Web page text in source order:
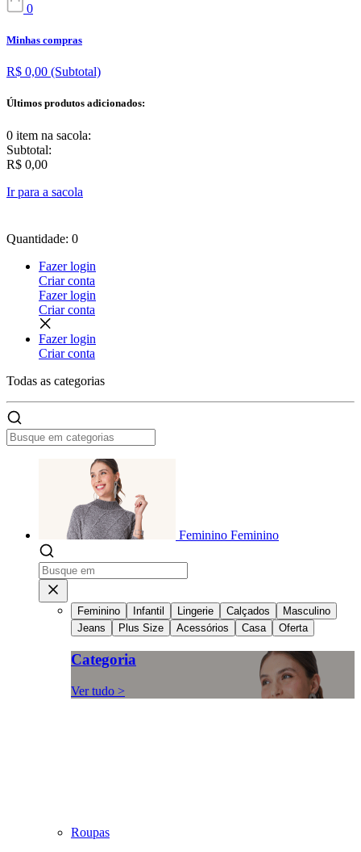
0
Minhas compras
R$ 0,00 (Subtotal)
Últimos produtos adicionados:
0 item na sacola:
Subtotal:
R$ 0,00
Ir para a sacola
Quantidade: 0
Fazer login
Criar conta
Fazer login
Criar conta
Fazer login
Criar conta
Todas as categorias
Feminino Feminino
Feminino Infantil Lingerie Calçados
Masculino
Jeans
Plus Size Acessórios Casa Oferta
Categoria
Ver tudo >
Roupas